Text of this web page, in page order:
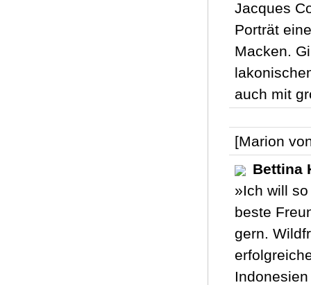
Jacques
Porträt
Macken.
auch mit
[Marion
Bettina
»Ich will
beste
gern.